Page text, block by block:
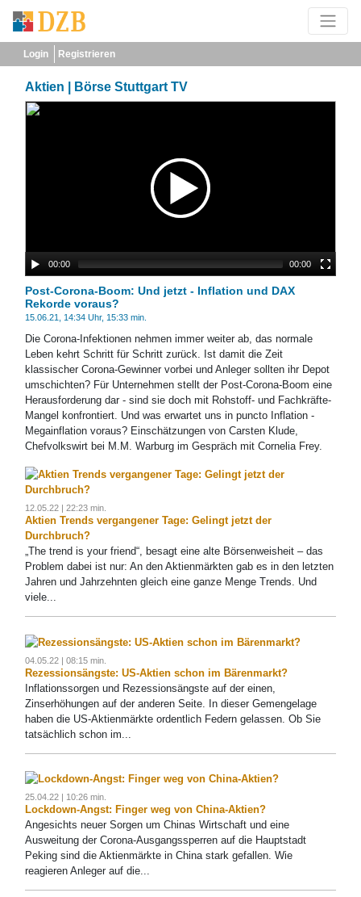
Login Registrieren
Aktien | Börse Stuttgart TV
00:00 00:00
Post-Corona-Boom: Und jetzt - Inflation und DAX
Rekorde voraus?
15.06.21, 14:34 Uhr, 15:33 min.
Die Corona-Infektionen nehmen immer weiter ab, das normale
Leben kehrt Schritt für Schritt zurück. Ist damit die Zeit
klassischer Corona-Gewinner vorbei und Anleger sollten ihr Depot
umschichten? Für Unternehmen stellt der Post-Corona-Boom eine
Herausforderung dar - sind sie doch mit Rohstoff- und Fachkräfte-
Mangel konfrontiert. Und was erwartet uns in puncto Inflation -
Megainflation voraus? Einschätzungen von Carsten Klude,
Chefvolkswirt bei M.M. Warburg im Gespräch mit Cornelia Frey.
12.05.22 | 22:23 min.
Aktien Trends vergangener Tage: Gelingt jetzt der
Durchbruch?
„The trend is your friend“, besagt eine alte Börsenweisheit – das
Problem dabei ist nur: An den Aktienmärkten gab es in den letzten
Jahren und Jahrzehnten gleich eine ganze Menge Trends. Und
viele...
04.05.22 | 08:15 min.
Rezessionsängste: US-Aktien schon im Bärenmarkt?
Inflationssorgen und Rezessionsängste auf der einen,
Zinserhöhungen auf der anderen Seite. In dieser Gemengelage
haben die US-Aktienmärkte ordentlich Federn gelassen. Ob Sie
tatsächlich schon im...
25.04.22 | 10:26 min.
Lockdown-Angst: Finger weg von China-Aktien?
Angesichts neuer Sorgen um Chinas Wirtschaft und eine
Ausweitung der Corona-Ausgangssperren auf die Hauptstadt
Peking sind die Aktienmärkte in China stark gefallen. Wie
reagieren Anleger auf die...